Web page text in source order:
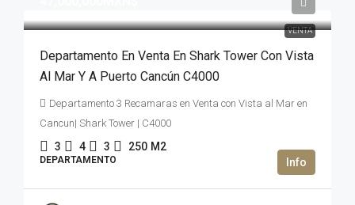
VENTA
Departamento En Venta En Shark Tower Con Vista
Al Mar Y A Puerto Cancún C4000
Departamento 3 Recamaras en Venta con Vista al Mar en
Cancun| Shark Tower | C4000
3 4 3 250 M2
DEPARTAMENTO